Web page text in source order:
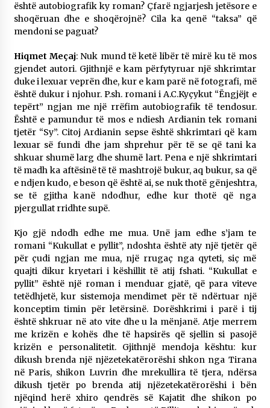
është autobiografik ky roman? Çfarë ngjarjesh jetësore e
shoqëruan dhe e shoqërojnë? Cila ka qenë “taksa” që
mendoni se paguat?
Hiqmet Meçaj: Nuk mund të ketë libër të mirë ku të mos
gjendet autori. Gjithnjë e kam përfytyruar një shkrimtar
duke i lexuar veprën dhe, kur e kam parë në fotografi, më
është dukur i njohur. P.sh. romani i A.C.Kyçykut “Ëngjëjt e
tepërt” ngjan me një rrëfim autobiografik të tendosur.
Është e pamundur të mos e ndiesh Ardianin tek romani
tjetër “Sy”. Citoj Ardianin sepse është shkrimtari që kam
lexuar së fundi dhe jam shprehur për të se që tani ka
shkuar shumë larg dhe shumë lart. Pena e një shkrimtari
të madh ka aftësinë të të mashtrojë bukur, aq bukur, sa që
e ndjen kudo, e beson që është ai, se nuk thotë gënjeshtra,
se të gjitha kanë ndodhur, edhe kur thotë që nga
pjergullat rridhte supë.
Kjo gjë ndodh edhe me mua. Unë jam edhe s’jam te
romani “Kukullat e pyllit”, ndoshta është aty një tjetër që
për çudi ngjan me mua, një rrugaç nga qyteti, siç më
quajti dikur kryetari i këshillit të atij fshati. “Kukullat e
pyllit” është një roman i menduar gjatë, që para viteve
tetëdhjetë, kur sistemoja mendimet për të ndërtuar një
konceptim timin për letërsinë. Dorëshkrimi i parë i tij
është shkruar në ato vite dhe u la mënjanë. Atje merrem
me krizën e kohës dhe të hapsirës që sjellin si pasojë
krizën e personalitetit. Gjithnjë mendoja kështu: kur
dikush brenda një njëzetekatërorëshi shkon nga Tirana
në Paris, shikon Luvrin dhe mrekullira të tjera, ndërsa
dikush tjetër po brenda atij njëzetekatërorëshi i bën
njëqind herë xhiro qendrës së Kajatit dhe shikon po